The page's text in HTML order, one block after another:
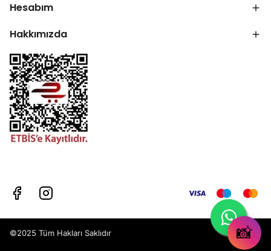
Hesabım
Hakkımızda
©2025 Tüm Hakları Saklıdır 📸